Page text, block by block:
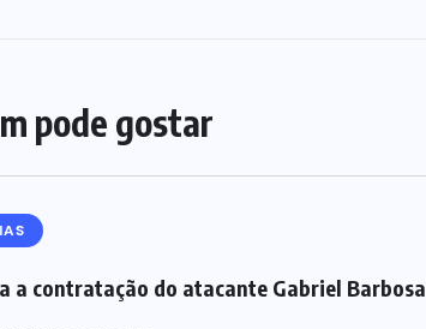
pode gostar
a contratação do atacante Gabriel Barbosa